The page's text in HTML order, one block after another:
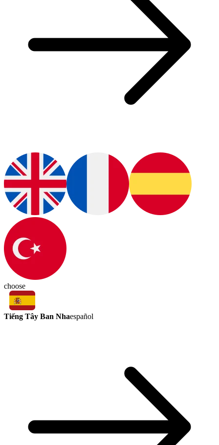
choose
Tiếng Tây Ban Nhaespañol